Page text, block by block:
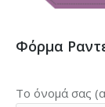
Φόρμα
Το όνομά σας